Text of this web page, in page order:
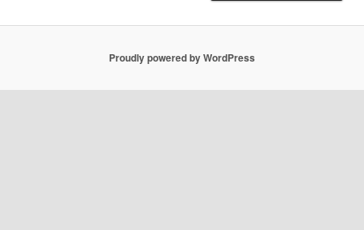
Proudly powered by WordPress